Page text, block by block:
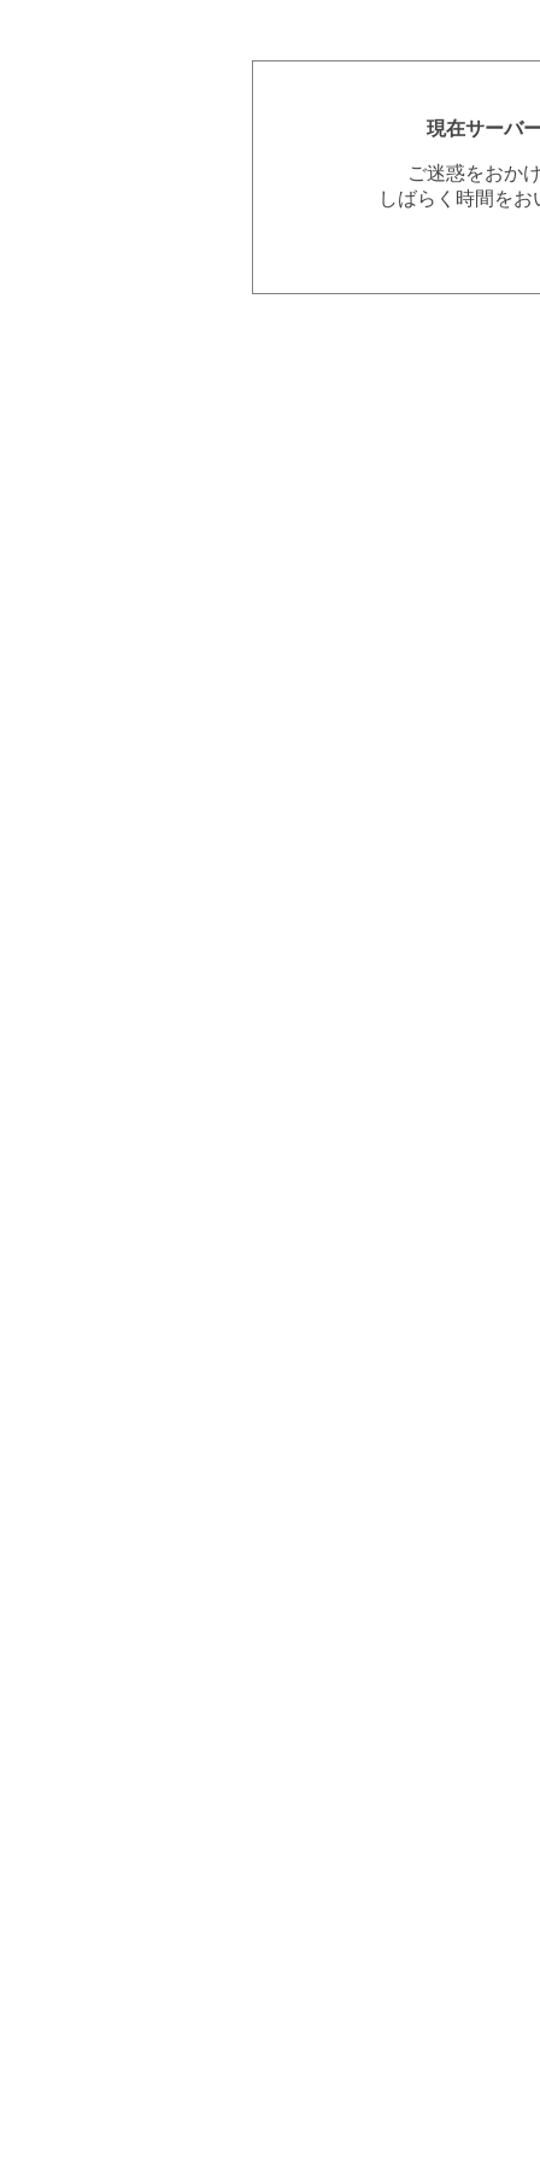
現在サーバ
ご迷惑をおか
しばらく時間を